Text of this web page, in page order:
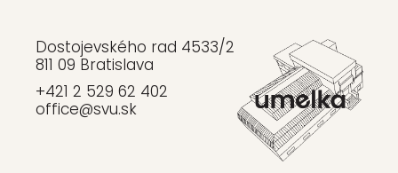
Dostojevského rad 4533/2
811 09 Bratislava
+421 2 529 62 402
office@svu.sk